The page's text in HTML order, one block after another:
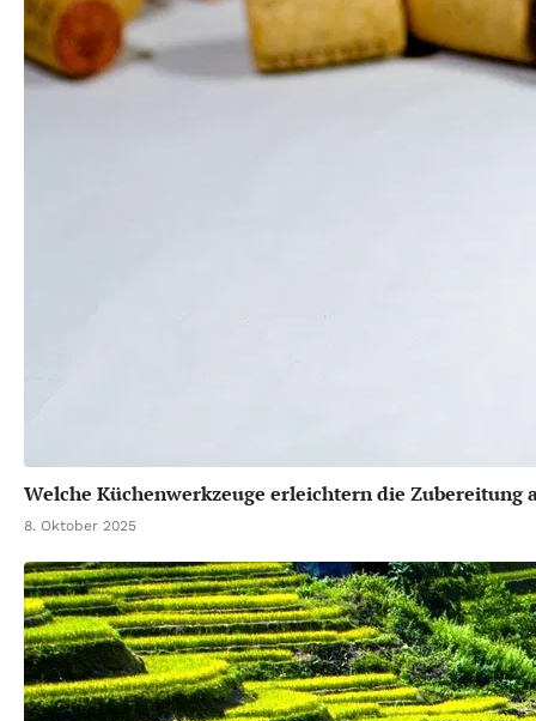
Welche Küchenwerkzeuge erleichtern die Zubereitung
8. Oktober 2025